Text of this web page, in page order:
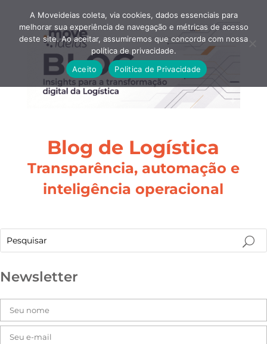
Blog de Logística
Transparência, automação e
inteligência operacional
Newsletter
A Moveideias coleta, via cookies, dados essenciais para
melhorar sua experiência de navegação e métricas de acesso
deste site. Ao aceitar, assumiremos que concorda com nossa
política de privacidade.
Aceito
Politica de Privacidade